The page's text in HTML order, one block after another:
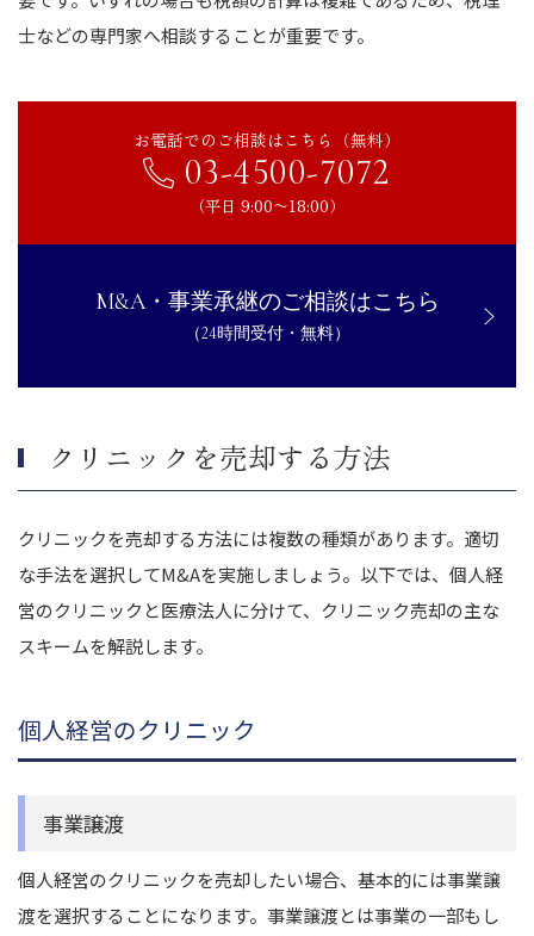
士などの専門家へ相談することが重要です。
お電話でのご相談はこちら（無料）
03-4500-7072
（平日 9:00〜18:00）
M&A・事業承継のご相談はこちら
（24時間受付・無料）
クリニックを売却する方法
クリニックを売却する方法には複数の種類があります。適切
な手法を選択してM&Aを実施しましょう。以下では、個人経
営のクリニックと医療法人に分けて、クリニック売却の主な
スキームを解説します。
個人経営のクリニック
事業譲渡
個人経営のクリニックを売却したい場合、基本的には事業譲
渡を選択することになります。事業譲渡とは事業の一部もし